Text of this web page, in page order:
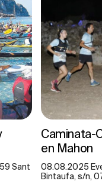
Sant
Caminata-
en Mahon
08.08.2025
Bintaufa, s/n,